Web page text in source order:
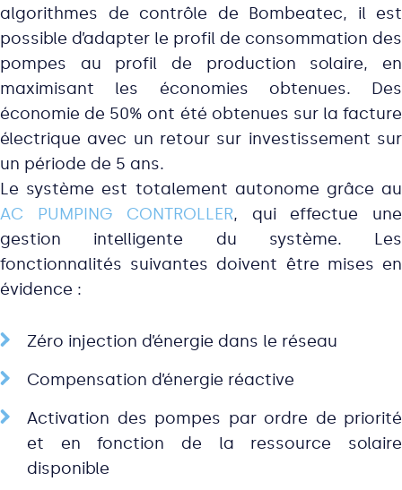
algorithmes de contrôle de Bombeatec, il est
possible d’adapter le profil de consommation des
pompes au profil de production solaire, en
maximisant les économies obtenues. Des
économie de 50% ont été obtenues sur la facture
électrique avec un retour sur investissement sur
un période de 5 ans.
Le système est totalement autonome grâce au
AC PUMPING CONTROLLER, qui effectue une
gestion intelligente du système. Les
fonctionnalités suivantes doivent être mises en
évidence :
Zéro injection d’énergie dans le réseau
Compensation d’énergie réactive
Activation des pompes par ordre de priorité
et en fonction de la ressource solaire
disponible